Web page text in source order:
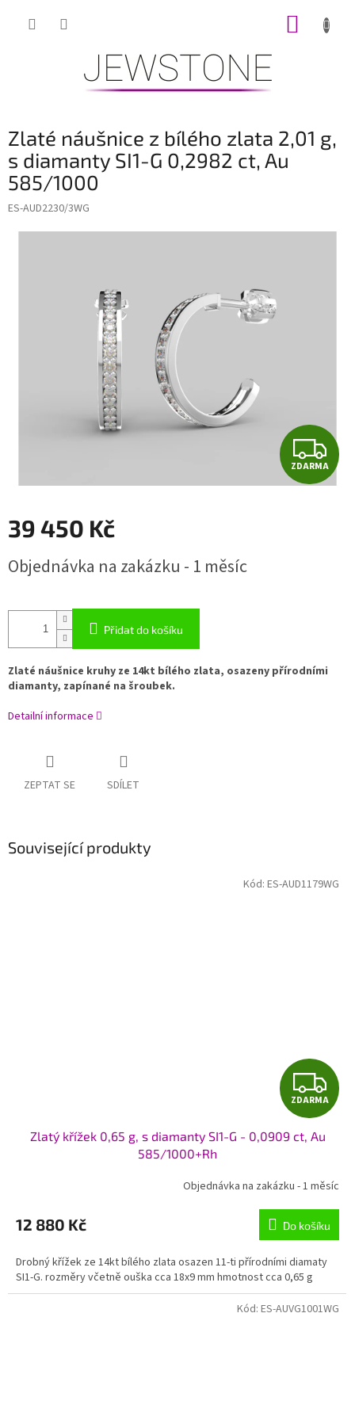
Zlaté náušnice z bílého zlata 2,01 g,
s diamanty SI1-G 0,2982 ct, Au
585/1000
ES-AUD2230/3WG
Z
D
ZDARMA
39 450 Kč
cena:
Objednávka na zakázku - 1 měsíc
Přidat do košíku
Zlaté náušnice kruhy ze 14kt bílého zlata, osazeny přírodními
diamanty, zapínané na šroubek.
Detailní informace
ZEPTAT SE SDÍLET
Související produkty
Z
D
R
M
A
ZDARMA
Zlatý křížek 0,65 g, s diamanty SI1-G - 0,0909 ct, Au
585/1000+Rh
Objednávka na zakázku - 1 měsíc
12 880 Kč Do košíku
Drobný křížek ze 14kt bílého zlata osazen 11-ti přírodními diamaty
SI1-G. rozměry včetně ouška cca 18x9 mm hmotnost cca 0,65 g
Kód: ES-AUD1179WG
Kód: ES-AUVG1001WG